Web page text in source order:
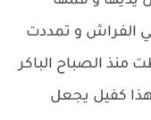
الفراش و تمددت
منذ الصباح الباكر
كفيل يجعل